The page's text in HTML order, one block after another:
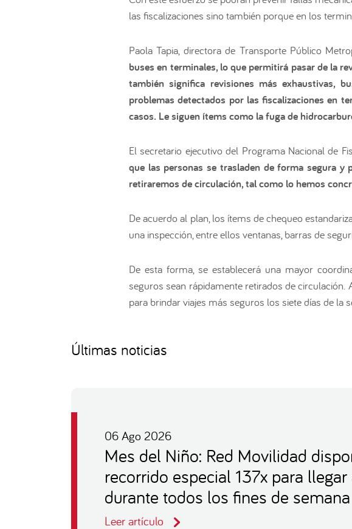
las fiscalizaciones sino también porque en los
Paola Tapia, directora de Transporte Público
buses en terminales, lo que permitirá pasar de la
también significa revisiones más exhaustivas,
problemas detectados por las fiscalizaciones en
casos. Le siguen ítems como la fuga de
El secretario ejecutivo del Programa Nacional de
que las personas se trasladen de forma segura y
retiraremos de circulación, tal como lo hemos
De acuerdo al plan, los ítems de chequeo
una inspección, entre ellos ventanas, barras de
De esta forma, se establecerá una mayor
seguros sean rápidamente retirados de
para brindar viajes más seguros los siete días de la
Últimas noticias
06 Ago 2026
Mes del Niño: Red Movilidad
recorrido especial 137x para
durante todos los fines de
Leer artículo